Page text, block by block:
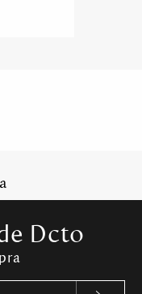
Dcto